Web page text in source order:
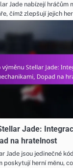
Jade nabízejí hráčům
čímž zlepšují jejich
Jade:
na hratelnost
Jade jsou jedinečné
poskytují herní měnu,